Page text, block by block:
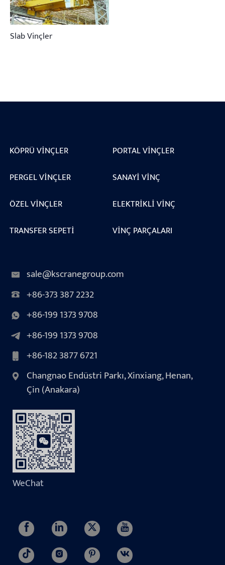
Slab Vinçler
KÖPRÜ VINÇLER
PORTAL VINÇLER
PERGEL VINÇLER
SANAYI VINÇ
ÖZEL VINÇLER
ELEKTRIKLI VINÇ
TRANSFER SEPETI
VINÇ PARÇALARI
sale@kscranegroup.com
+86-373 387 2232
+86-199 1373 9708
+86-199 1373 9708
+86-182 3877 6721
Changnao Endüstri Parkı, Xinxiang, Henan,
Çin (Anakara)
WeChat